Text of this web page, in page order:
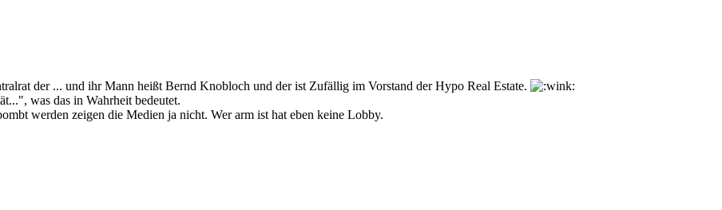
der ... und ihr Mann heißt Bernd Knobloch und der ist Zufällig im Vorstand der Hypo Real Estate.
was das in Wahrheit bedeutet.
werden zeigen die Medien ja nicht. Wer arm ist hat eben keine Lobby.